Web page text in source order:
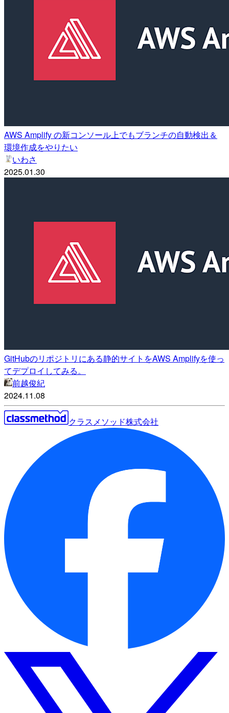
AWS Amplify の新コンソール上でもブランチの自動検出＆
環境作成をやりたい
いわさ
2025.01.30
GitHubのリポジトリにある静的サイトをAWS Amplifyを使っ
てデプロイしてみる。
前越俊紀
2024.11.08
クラスメソッド株式会社